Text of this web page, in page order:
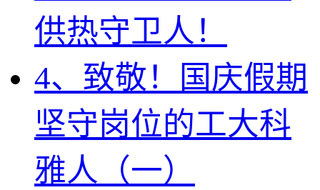
供热守卫人！
4、致敬！国庆假期
坚守岗位的工大科
雅人（一）